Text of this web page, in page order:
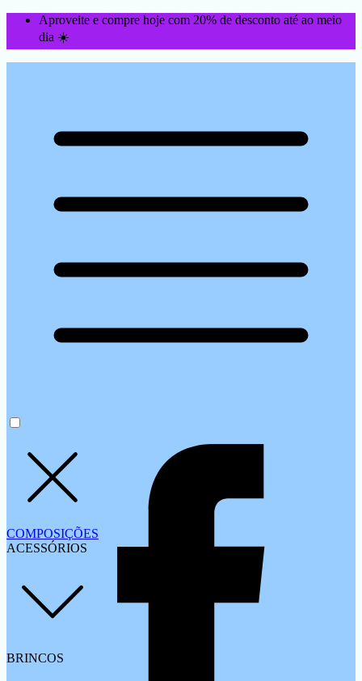
Aproveite e compre hoje com 20% de desconto até ao meio
dia ☀️
COMPOSIÇÕES
ACESSÓRIOS
BRINCOS